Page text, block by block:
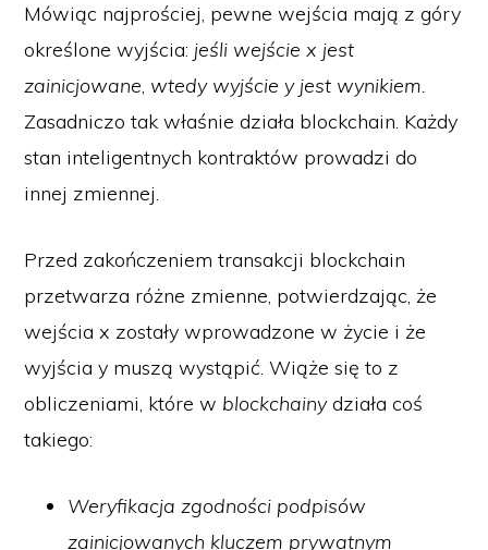
Mówiąc najprościej, pewne wejścia mają z góry
określone wyjścia: jeśli wejście x jest
zainicjowane, wtedy wyjście y jest wynikiem.
Zasadniczo tak właśnie działa blockchain. Każdy
stan inteligentnych kontraktów prowadzi do
innej zmiennej.
Przed zakończeniem transakcji blockchain
przetwarza różne zmienne, potwierdzając, że
wejścia x zostały wprowadzone w życie i że
wyjścia y muszą wystąpić. Wiąże się to z
obliczeniami, które w blockchainydziała coś
takiego:
Weryfikacja zgodności podpisów
zainicjowanych kluczem prywatnym